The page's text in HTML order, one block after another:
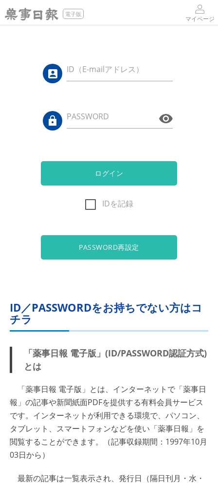
電子版
マイページ
ID（E-mailアドレス）
PASSWORD
ログイン
IDを記録
PASSWORD再設定
ID／PASSWORDをお持ちでない方はコ
チラ
「薬事日報 電子版」(ID/PASSWORD認証方式)
とは
「薬事日報 電子版」とは、インターネットで「薬事日
報」の記事や新聞紙面PDFを提供する有料会員サービス
です。インターネットが利用できる環境で、パソコン、
タブレット、スマートフォンなどを使い「薬事日報」を
閲覧することができます。（記事収録期間：1997年10月
03日から）
最新の記事は一覧表示され、発行日（隔日刊月・水・